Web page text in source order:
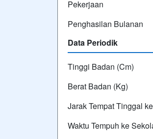
Pekerjaan
Penghasilan Bulanan
Data Periodik
Tinggi Badan (Cm)
Berat Badan (Kg)
Jarak Tempat Tinggal
Waktu Tempuh ke